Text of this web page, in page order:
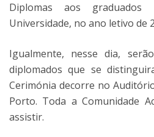
Diplomas aos graduados
Universidade, no ano letivo de
Igualmente, nesse dia,
diplomados que se
Cerimónia decorre no
Porto. Toda a Comunidade
assistir.